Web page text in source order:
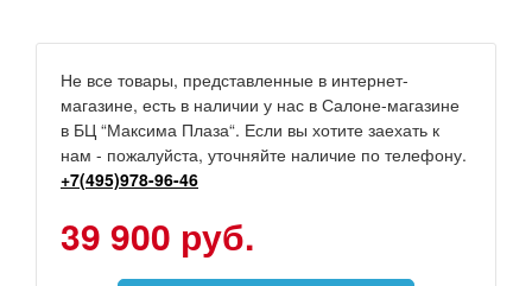
Не все товары, представленные в интернет-
магазине, есть в наличии у нас в Салоне-магазине
в БЦ “Максима Плаза“. Если вы хотите заехать к
нам - пожалуйста, уточняйте наличие по телефону.
+7(495)978-96-46
39 900 руб.